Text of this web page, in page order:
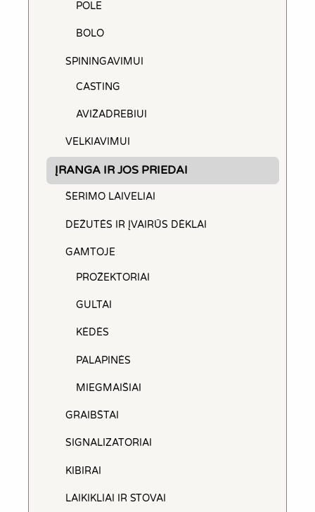
POLE
BOLO
SPININGAVIMUI
CASTING
AVIŽADREBIUI
VELKIAVIMUI
ĮRANGA IR JOS PRIEDAI
ŠERIMO LAIVELIAI
DEŽUTĖS IR ĮVAIRŪS DĖKLAI
GAMTOJE
PROŽEKTORIAI
GULTAI
KĖDĖS
PALAPINĖS
MIEGMAIŠIAI
GRAIBŠTAI
SIGNALIZATORIAI
KIBIRAI
LAIKIKLIAI IR STOVAI